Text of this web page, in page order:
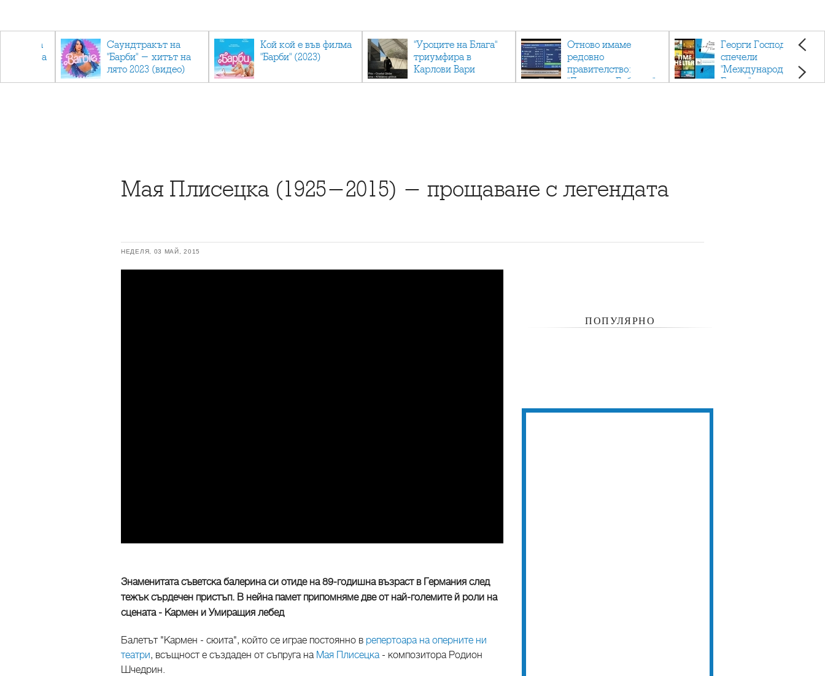
върна
мандата
Саундтракът на
"Барби" - хитът на
лято 2023 (видео)
Кой кой е във филма
"Барби" (2023)
"Уроците на Блага"
триумфира в
Карлови Вари
Отново имаме
редовно
правителство:
"Денков - Габриел"
Георги Господинов
спечели
"Международен
Букър" с романа
Мая Плисецка (1925-2015) - прощаване с легендата
НЕДЕЛЯ, 03 МАЙ, 2015
Знаменитата съветска балерина си отиде на 89-годишна възраст в Германия след
тежък сърдечен пристъп. В нейна памет припомняме две от най-големите й роли на
сцената - Кармен и Умиращия лебед
Балетът "Кармен - сюита", който се играе постоянно в репертоара на оперните ни
театри, всъщност е създаден от съпруга на Мая Плисецка- композитора Родион
Шчедрин.
ПОПУЛЯРНО